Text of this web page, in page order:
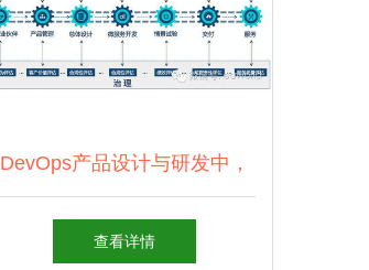
DevOps产品设计与研发中，
我曾犯过的6个错误
查看详情